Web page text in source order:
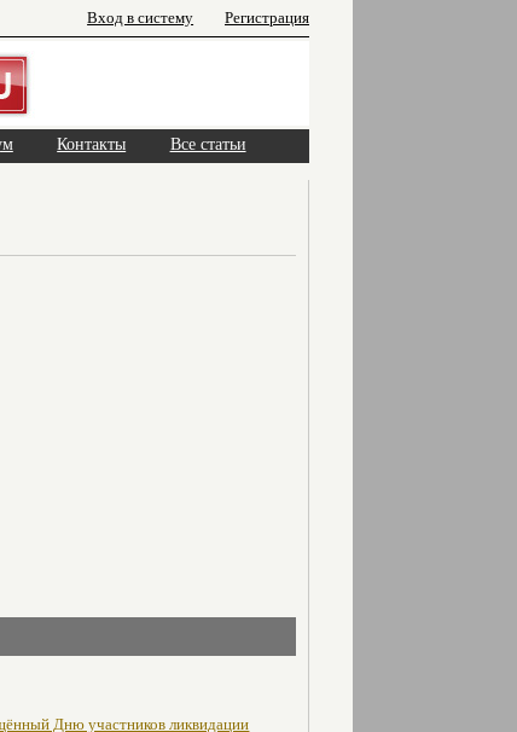
Вход в систему Регистрация
Контакты Все статьи
Дню участников ликвидации